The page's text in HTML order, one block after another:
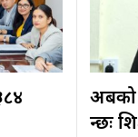
अबको
हुन्छः